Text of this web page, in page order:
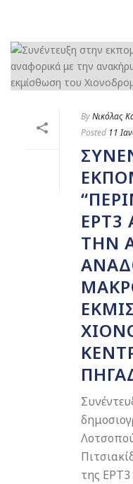
ByΝικόλας
Posted 11
ΤΗΝ
της ΕΡΤ3